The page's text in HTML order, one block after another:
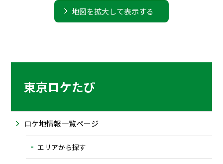
地図を拡大して表示する
東京ロケたび
ロケ地情報一覧ページ
エリアから探す